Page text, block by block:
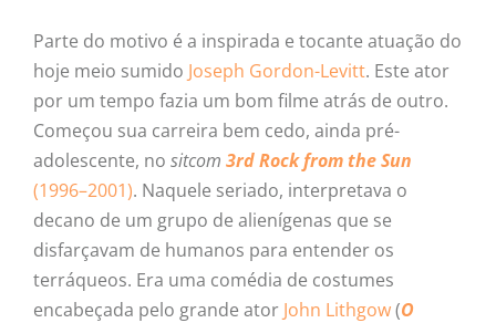
Parte do motivo é a inspirada e tocante atuação do
hoje meio sumido Joseph Gordon-Levitt. Este ator
por um tempo fazia um bom filme atrás de outro.
Começou sua carreira bem cedo, ainda pré-
adolescente, no sitcom 3rd Rock from the Sun
(1996–2001). Naquele seriado, interpretava o
decano de um grupo de alienígenas que se
disfarçavam de humanos para entender os
terráqueos. Era uma comédia de costumes
encabeçada pelo grande ator John Lithgow(O